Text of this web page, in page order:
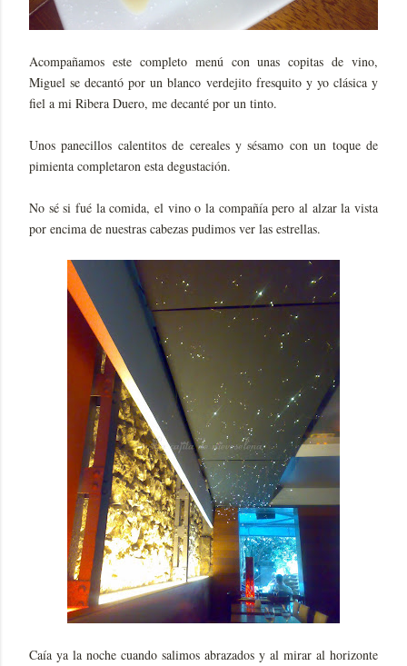
Acompañamos este completo menú con unas copitas de vino,
Miguel se decantó por un blanco verdejito fresquito y yo clásica y
fiel a mi Ribera Duero, me decanté por un tinto.
Unos panecillos calentitos de cereales y sésamo con un toque de
pimienta completaron esta degustación.
No sé si fué la comida, el vino o la compañía pero al alzar la vista
por encima de nuestras cabezas pudimos ver las estrellas.
Caía ya la noche cuando salimos abrazados y al mirar al horizonte